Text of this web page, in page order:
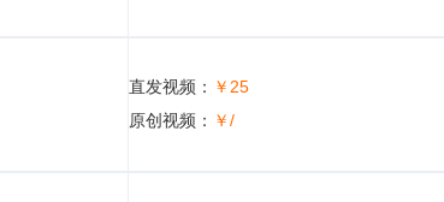
直发视频： ￥25
原创视频： ￥/